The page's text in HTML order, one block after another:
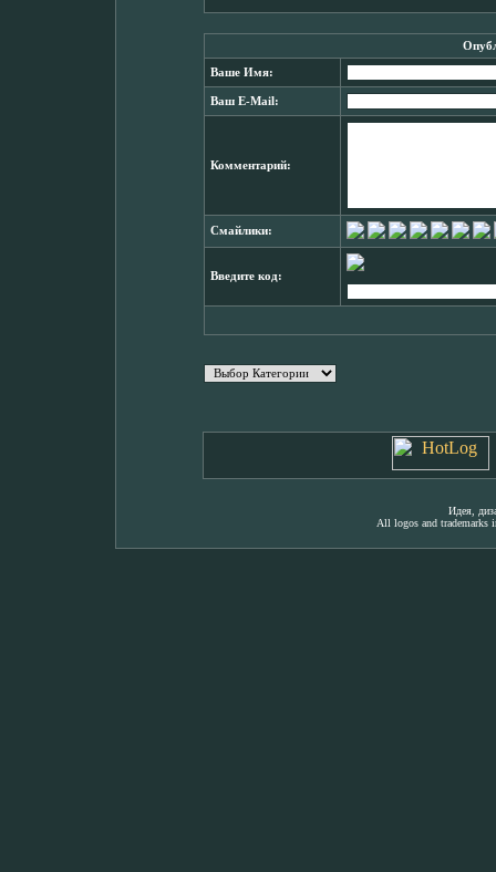
Ваше Имя:
Ваш E-Mail:
Комментарий:
Смайлики:
Введите код:
Идея,
All logos and trademarks